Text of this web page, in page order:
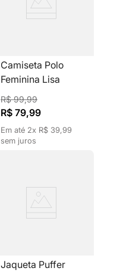
Camiseta Polo
Feminina Lisa
Marrom Gola V
R$ 99,99
R$ 79,99
Em até 2x R$ 39,99
sem juros
Jaqueta Puffer